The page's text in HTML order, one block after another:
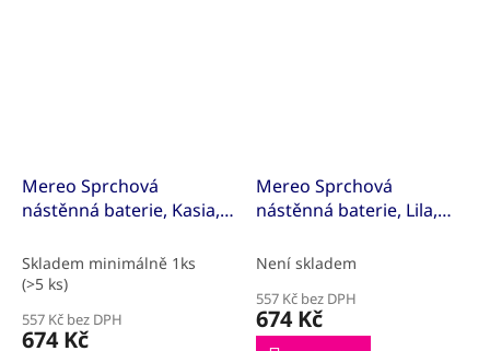
Mereo Sprchová
nástěnná baterie, Kasia,
příslušenství, chrom
Skladem minimálně 1ks
(>5 ks)
557 Kč bez DPH
674 Kč
Mereo Sprchová
nástěnná baterie, Lila,
příslušenství, chrom
Není skladem
557 Kč bez DPH
674 Kč